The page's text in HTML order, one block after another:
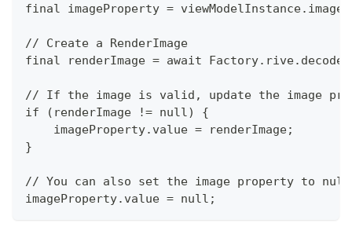
final imageProperty =
// Create a RenderImage
final renderImage = await
// If the image is valid, update the image
if (renderImage != null) {
    imageProperty.value = renderImage;
}
// You can also set the image property to
imageProperty.value = null;